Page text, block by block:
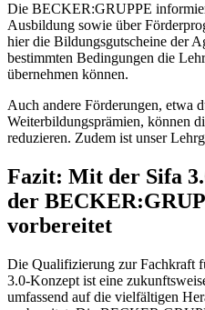
Die BECKER:GRUPPE
Ausbildung sowie über
hier die Bildungsgutscheine der
bestimmten Bedingungen die
übernehmen können.
Auch andere Förderungen, etwa
Weiterbildungsprämien, können
reduzieren. Zudem ist unser
Fazit: Mit der Sifa
der
vorbereitet
Die Qualifizierung zur Fachkraft
3.0-Konzept ist eine
umfassend auf die vielfältigen